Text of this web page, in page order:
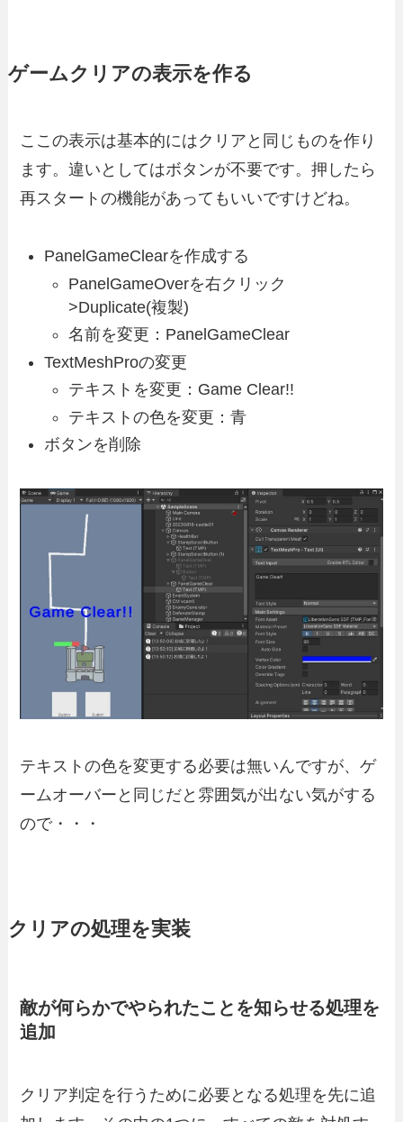
ゲームクリアの表示を作る
ここの表示は基本的にはクリアと同じものを作り
ます。違いとしてはボタンが不要です。押したら
再スタートの機能があってもいいですけどね。
PanelGameClearを作成する
PanelGameOverを右クリック
>Duplicate(複製)
名前を変更：PanelGameClear
TextMeshProの変更
テキストを変更：Game Clear!!
テキストの色を変更：青
ボタンを削除
テキストの色を変更する必要は無いんですが、ゲ
ームオーバーと同じだと雰囲気が出ない気がする
ので・・・
クリアの処理を実装
敵が何らかでやられたことを知らせる処理を
追加
クリア判定を行うために必要となる処理を先に追